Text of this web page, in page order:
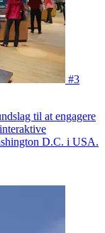
#3
til at engagere
D.C. i USA.